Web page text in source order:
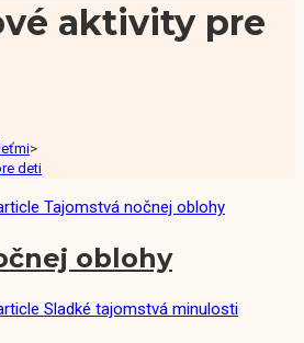
aktivity pre
>
deti
oblohy